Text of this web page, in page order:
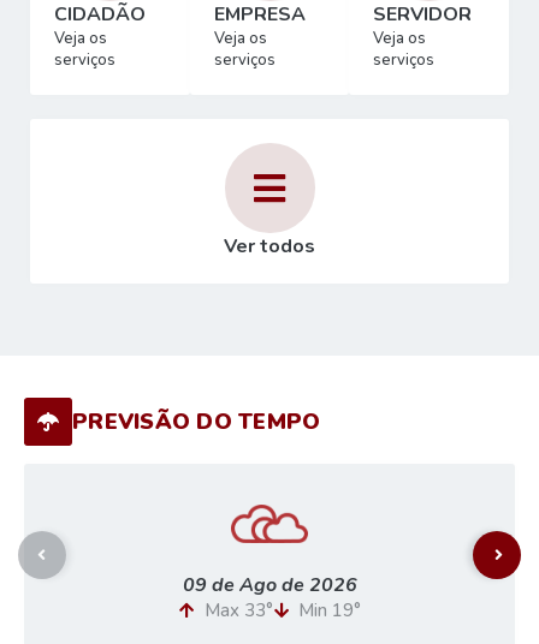
CIDADÃO
Veja os
serviços
EMPRESA
Veja os
serviços
SERVIDOR
Veja os
serviços
Ver todos
PREVISÃO DO TEMPO
09 de Ago de 2026
Max 33° Min 19°